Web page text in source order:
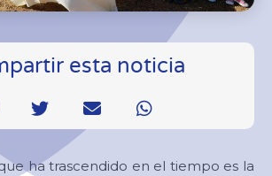
esta noticia
ha trascendido en el tiempo es la